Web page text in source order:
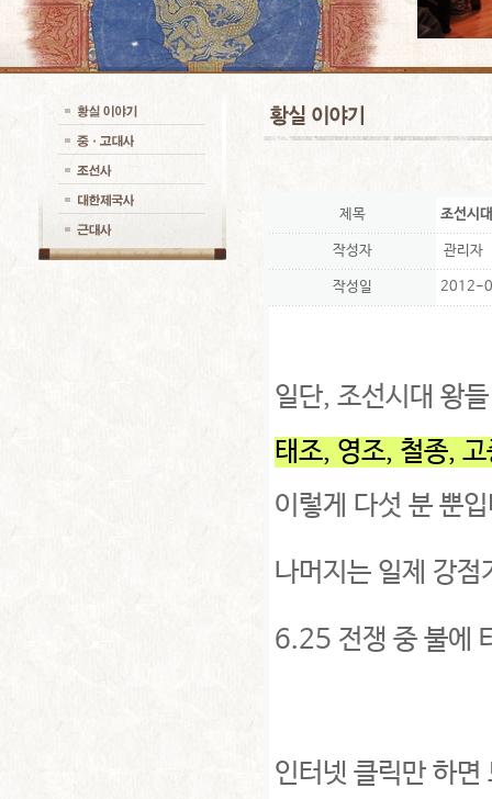
제목 조선시
작성자 관리자
작성일 2012-
일단, 조선시대 왕
태조, 영조, 철종,
이렇게 다섯 분 뿐
나머지는 일제 강점
6.25 전쟁 중 불에
인터넷 클릭만 하